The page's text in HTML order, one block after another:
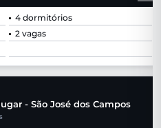
4 dormitórios
2 vagas
- São José dos Campos